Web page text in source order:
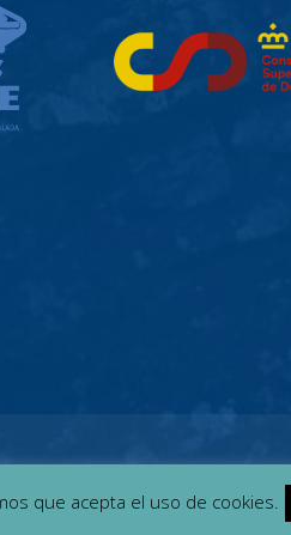
que acepta el uso de cookies.